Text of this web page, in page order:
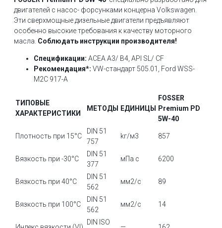
двигателей с насос- форсунками концерна Volkswagen.
Эти сверхмощные дизельные двигатели предъявляют
особенно высокие требования к качеству моторного
масла. Соблюдать инструкции производителя!
Спецификации: ACEA A3/ B4, API SL/ CF
Рекомендация*: VW-стандарт 505.01, Ford WSS-
M2C 917-A
ТИПОВЫЕ
ХАРАКТЕРИСТИКИ
МЕТОДЫ ЕДИНИЦЫ
FOSSER
Premium PD
5W-40
Плотность при 15°C
DIN 51
757
kг/м3 857
Вязкость при -30°C
DIN 51
377
мПа с 6200
Вязкость при 40°C
DIN 51
562
мм2/с 89
Вязкость при 100°C
DIN 51
562
мм2/с 14
DIN ISO